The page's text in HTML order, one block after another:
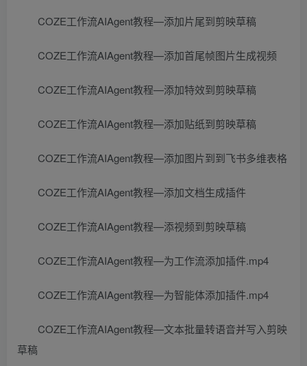
COZE工作流AIAgent教程—添加片尾到剪映草稿
COZE工作流AIAgent教程—添加首尾帧图片生成视频
COZE工作流AIAgent教程—添加特效到剪映草稿
COZE工作流AIAgent教程—添加贴纸到剪映草稿
COZE工作流AIAgent教程—添加图片到到飞书多维表格
COZE工作流AIAgent教程—添加文档生成插件
COZE工作流AIAgent教程—添视频到剪映草稿
COZE工作流AIAgent教程—为工作流添加插件.mp4
COZE工作流AIAgent教程—为智能体添加插件.mp4
COZE工作流AIAgent教程—文本批量转语音并写入剪映
草稿